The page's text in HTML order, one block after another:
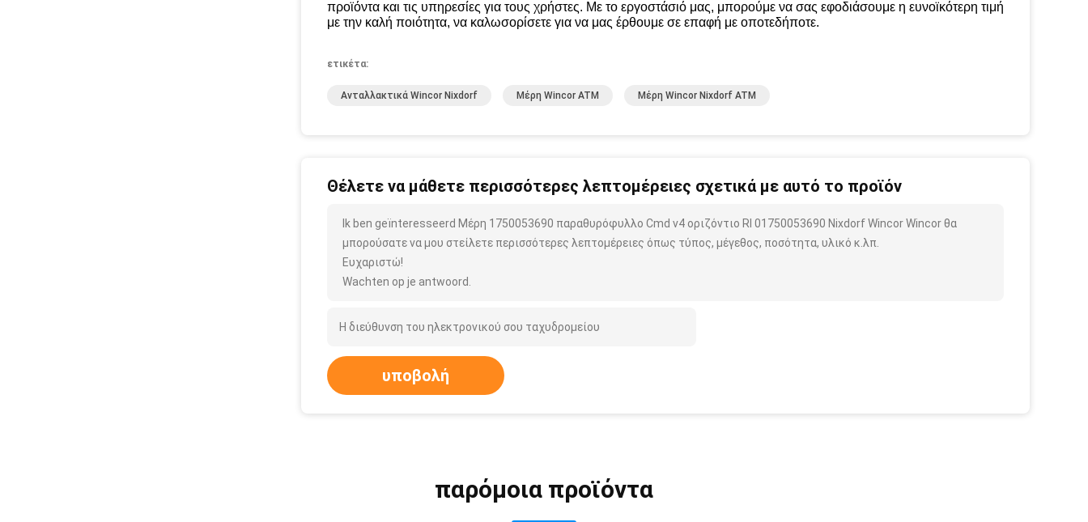
προϊόντα και τις υπηρεσίες για τους χρήστες. Με το εργοστάσιό μας, μπορούμε να σας εφοδιάσουμε η ευνοϊκότερη τιμή
με την καλή ποιότητα, να καλωσορίσετε για να μας έρθουμε σε επαφή με οποτεδήποτε.
ετικέτα:
Ανταλλακτικά Wincor Nixdorf Μέρη Wincor ATM Μέρη Wincor Nixdorf ATM
Θέλετε να μάθετε περισσότερες λεπτομέρειες σχετικά με αυτό το προϊόν
Ik ben geïnteresseerd Μέρη 1750053690 παραθυρόφυλλο Cmd v4 οριζόντιο Rl 01750053690 Nixdorf Wincor Wincor θα
μπορούσατε να μου στείλετε περισσότερες λεπτομέρειες όπως τύπος, μέγεθος, ποσότητα, υλικό κ.λπ.
Ευχαριστώ!
Wachten op je antwoord.
υποβολή
παρόμοια προϊόντα